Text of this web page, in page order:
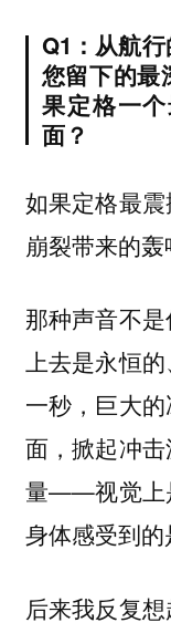
Q1：从航
您留下的最
果定格一
面？
如果定格最
崩裂带来的轰
那种声音不
上去是永恒
一秒，巨大
面，掀起冲
量——视觉上
身体感受到的
后来我反复